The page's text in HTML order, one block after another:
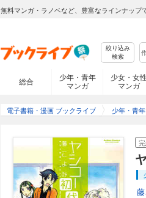
無料マンガ・ラノベなど、豊富なラインナップ
絞り込み
検索
総合
少年・青年
マンガ
少女・女性
マンガ
電子書籍・漫画 ブックライブ 少年・青